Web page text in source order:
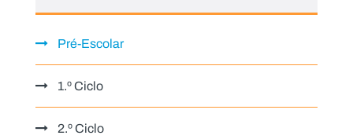
Pré-Escolar
1.º Ciclo
2.º Ciclo